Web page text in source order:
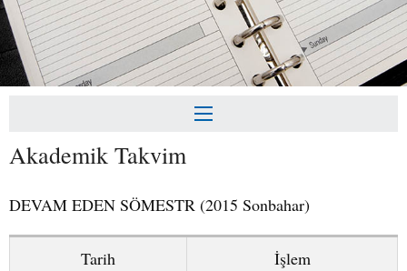
Akademik Takvim
DEVAM EDEN SÖMESTR (2015 Sonbahar)
Tarih
İşlem